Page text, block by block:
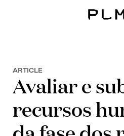
ARTICLE
Avaliar e
recursos